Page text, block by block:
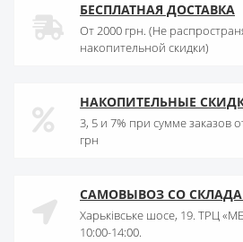
БЕСПЛАТНАЯ ДОСТАВКА
От 2000 грн. (Не
накопительной скидки)
НАКОПИТЕЛЬНЫЕ
3, 5 и 7% при сумме заказов
грн
САМОВЫВОЗ СО СКЛАДА
Харьківське шосе, 19. ТРЦ
10:00-14:00.